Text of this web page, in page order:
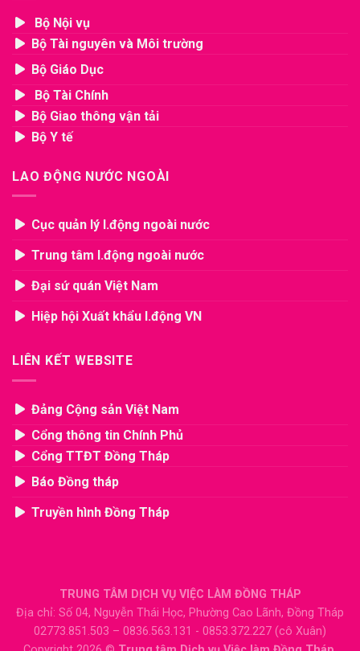
Bộ Nội vụ
Bộ Tài nguyên và Môi trường
Bộ Giáo Dục
Bộ Tài Chính
Bộ Giao thông vận tải
Bộ Y tế
LAO ĐỘNG NƯỚC NGOÀI
Cục quản lý l.động ngoài nước
Trung tâm l.động ngoài nước
Đại sứ quán Việt Nam
Hiệp hội Xuất khẩu l.động VN
LIÊN KẾT WEBSITE
Đảng Cộng sản Việt Nam
Cổng thông tin Chính Phủ
Cổng TTĐT Đồng Tháp
Báo Đồng tháp
Truyền hình Đồng Tháp
TRUNG TÂM DỊCH VỤ VIỆC LÀM ĐỒNG THÁP
Địa chỉ: Số 04, Nguyễn Thái Học, Phường Cao Lãnh, Đồng Tháp
02773.851.503 – 0836.563.131 - 0853.372.227 (cô Xuân)